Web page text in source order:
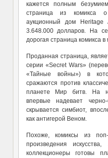
кажется полным
страница из комикса о
аукционный дом
3.648.000 долларов. На
дорогая страница комикса в
Проданная страница,
серии «Secret Wars»
«Тайные войны») в
сражаются против
планете Мир битв. На
впервые надевает
скрывается симбиот,
как антигерой Веном.
Похоже, комиксы из
произведения
коллекционеры готовы